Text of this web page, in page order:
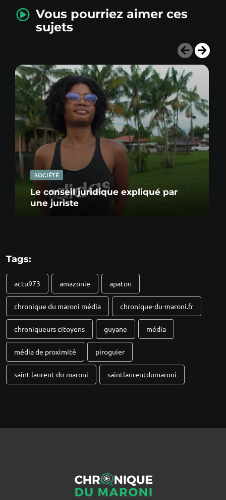
Vous pourriez aimer ces
sujets
SOCIÉTÉ
Le conseil juridique expliqué par
une juriste
Tags:
actu973 amazonie apatou
chronique du maroni média chronique-du-maroni.fr
chroniqueurs citoyens guyane média
média de proximité piroguier
saint-laurent-du-maroni saintlaurentdumaroni